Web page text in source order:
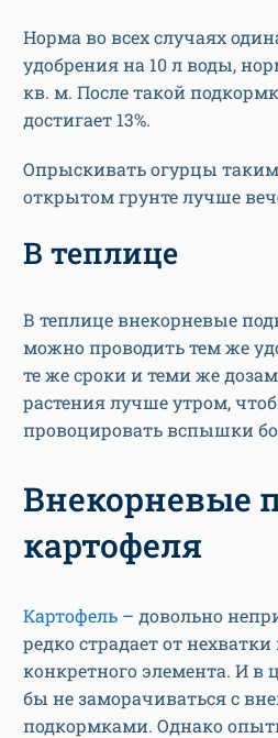
Норма во всех случаях
удобрения на 10 л воды,
кв. м. После такой
достигает 13%.
Опрыскивать огурцы
открытом грунте лучше
В теплице
В теплице внекорневые
можно проводить тем же
те же сроки и теми же
растения лучше утром,
провоцировать вспышки
Внекорневые
картофеля
Картофель – довольно
редко страдает от нехватки
конкретного элемента. И
бы не заморачиваться с
подкормками. Однако